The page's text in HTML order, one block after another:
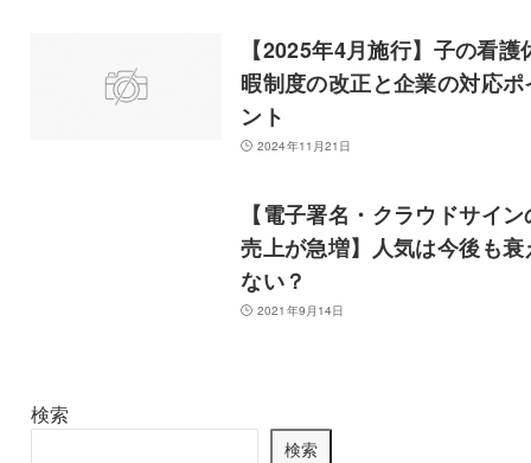
【2025年4月施行】子の看護
暇制度の改正と企業の対応ポ
ント
2024年11月21日
【電子署名・クラウドサイン
売上が急増】人気は今後も衰
ない？
2021年9月14日
検索
検索